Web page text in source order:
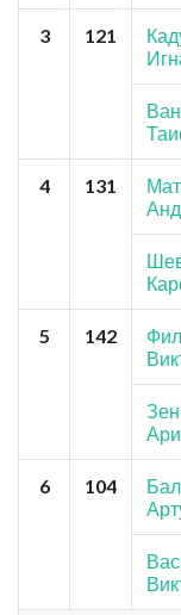
3 121
4 131
5 142
6 104